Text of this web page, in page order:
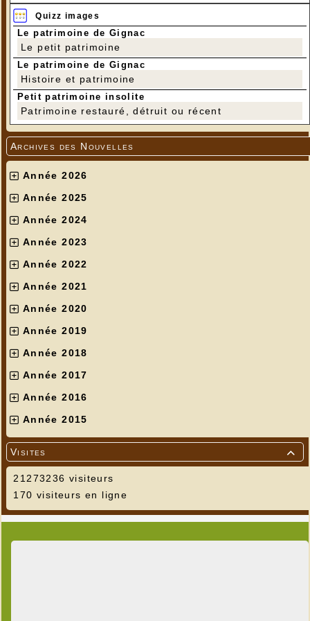
Quizz images
Le patrimoine de Gignac
Le petit patrimoine
Le patrimoine de Gignac
Histoire et patrimoine
Petit patrimoine insolite
Patrimoine restauré, détruit ou récent
Archives des Nouvelles
Année 2026
Année 2025
Année 2024
Année 2023
Année 2022
Année 2021
Année 2020
Année 2019
Année 2018
Année 2017
Année 2016
Année 2015

Visites
21273236 visiteurs
170 visiteurs en ligne